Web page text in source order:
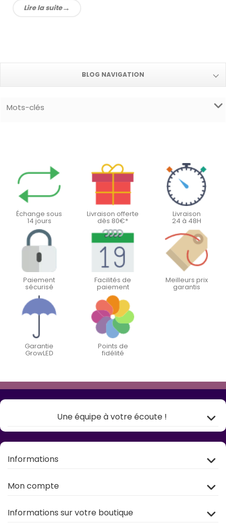
Lire la suite
BLOG NAVIGATION
Mots-clés
Échange sous
14 jours
Livraison offerte
dès 80€*
Livraison
24 à 48H
Paiement
sécurisé
Facilités de
paiement
Meilleurs prix
garantis
Garantie
GrowLED
Points de
fidélité
Une équipe à votre écoute !
Informations
Mon compte
Informations sur votre boutique